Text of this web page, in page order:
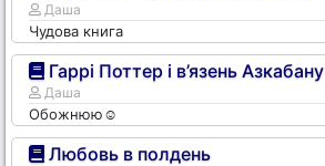
Даша
Чудова книга
Гаррі Поттер і в’язень Азкабану
Даша
Обожнюю☺️
Любовь в полдень